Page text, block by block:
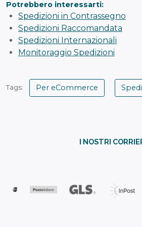
Potrebbero interessarti:
Spedizioni in Contrassegno
Spedizioni Raccomandata
Spedizioni Internazionali
Monitoraggio Spedizioni
Tags: Per eCommerce
I NOSTRI